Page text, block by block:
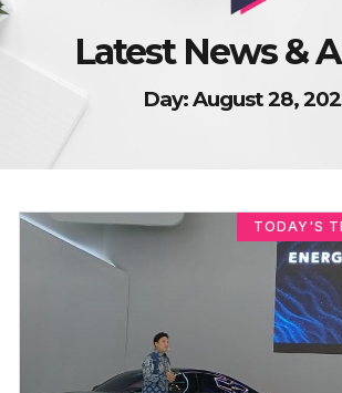
Latest News &
Day: August 28,
TODAY'S